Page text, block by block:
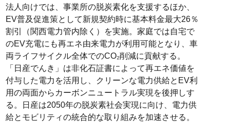
法人向けでは、事業所の脱炭素化を支援するほか、
EV普及促進策として新規契約時に基本料金最大26％
割引（関西電力管内除く）を実施。家庭では自宅で
のEV充電にも再エネ由来電力が利用可能となり、車
両ライフサイクル全体でのCO₂削減に貢献する。
「日産でんき」は非化石証書によって再エネ価値を
付与した電力を活用し、クリーンな電力供給とEV利
用の両面からカーボンニュートラル実現を後押しす
る。日産は2050年の脱炭素社会実現に向け、電力供
給とモビリティの統合的な取り組みを加速させる。